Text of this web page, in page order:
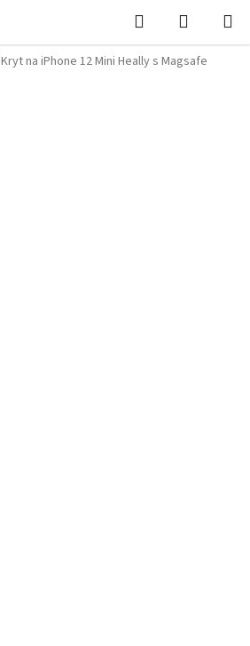
Hľadať
KOŠÍK
Kryt na iPhone 12 Mini Heally s Magsafe